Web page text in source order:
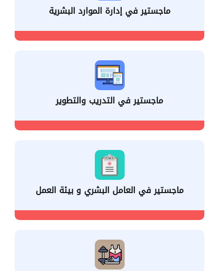
ماجستير في إدارة الموارد البشرية
ماجستير في التدريب والتطوير
ماجستير في العامل البشري و بيئة العمل